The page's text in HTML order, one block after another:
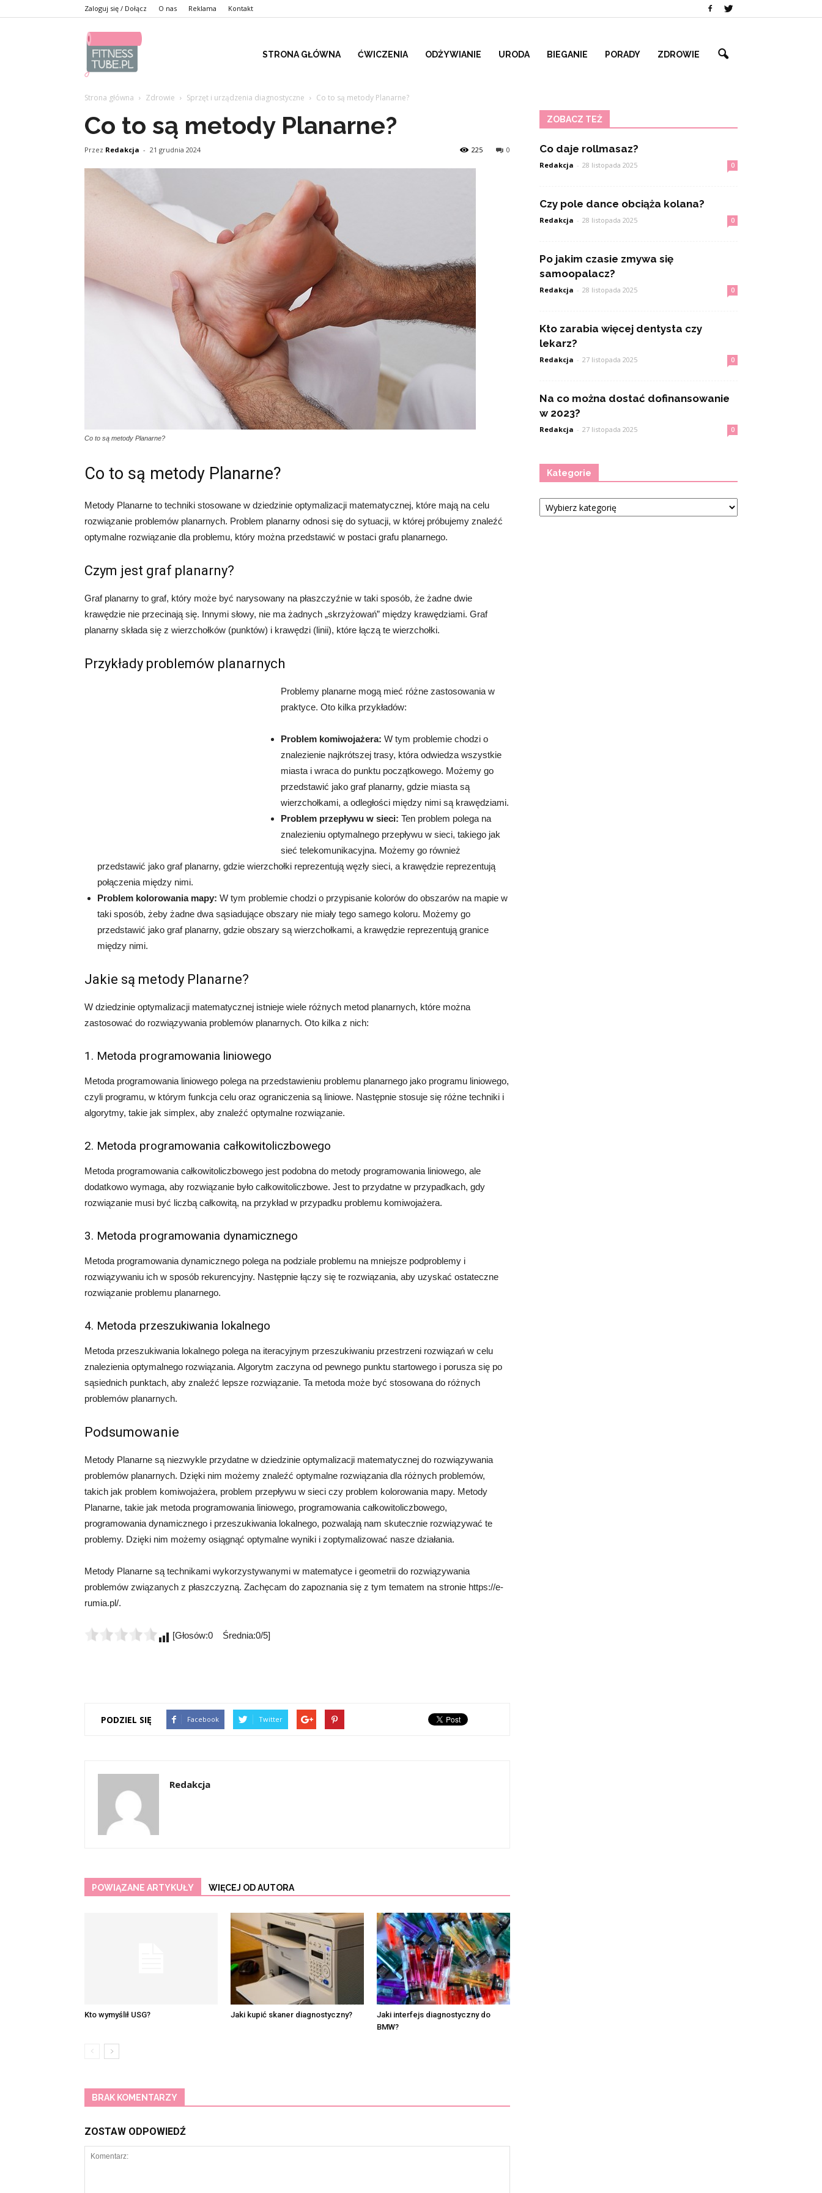
Zaloguj się / Dołącz O nas Reklama Kontakt
STRONA GŁÓWNA ĆWICZENIA ODŻYWIANIE URODA BIEGANIE PORADY ZDROWIE
Strona główna Zdrowie Sprzęt i urządzenia diagnostyczne Co to są metody Planarne?
Co to są metody Planarne?
Przez Redakcja - 21 grudnia 2024 0
225
Co to są metody Planarne?
Co to są metody Planarne?
Metody Planarne to techniki stosowane w dziedzinie optymalizacji matematycznej, które mają na celu
rozwiązanie problemów planarnych. Problem planarny odnosi się do sytuacji, w której próbujemy znaleźć
optymalne rozwiązanie dla problemu, który można przedstawić w postaci grafu planarnego.
Czym jest graf planarny?
Graf planarny to graf, który może być narysowany na płaszczyźnie w taki sposób, że żadne dwie
krawędzie nie przecinają się. Innymi słowy, nie ma żadnych „skrzyżowań” między krawędziami. Graf
planarny składa się z wierzchołków (punktów) i krawędzi (linii), które łączą te wierzchołki.
Przykłady problemów planarnych
Problemy planarne mogą mieć różne zastosowania w
praktyce. Oto kilka przykładów:
Problem komiwojażera: W tym problemie chodzi o
znalezienie najkrótszej trasy, która odwiedza wszystkie
miasta i wraca do punktu początkowego. Możemy go
przedstawić jako graf planarny, gdzie miasta są
wierzchołkami, a odległości między nimi są krawędziami.
Problem przepływu w sieci: Ten problem polega na
znalezieniu optymalnego przepływu w sieci, takiego jak
sieć telekomunikacyjna. Możemy go również
przedstawić jako graf planarny, gdzie wierzchołki reprezentują węzły sieci, a krawędzie reprezentują
połączenia między nimi.
Problem kolorowania mapy: W tym problemie chodzi o przypisanie kolorów do obszarów na mapie w
taki sposób, żeby żadne dwa sąsiadujące obszary nie miały tego samego koloru. Możemy go
przedstawić jako graf planarny, gdzie obszary są wierzchołkami, a krawędzie reprezentują granice
między nimi.
Jakie są metody Planarne?
W dziedzinie optymalizacji matematycznej istnieje wiele różnych metod planarnych, które można
zastosować do rozwiązywania problemów planarnych. Oto kilka z nich:
1. Metoda programowania liniowego
Metoda programowania liniowego polega na przedstawieniu problemu planarnego jako programu liniowego,
czyli programu, w którym funkcja celu oraz ograniczenia są liniowe. Następnie stosuje się różne techniki i
algorytmy, takie jak simplex, aby znaleźć optymalne rozwiązanie.
2. Metoda programowania całkowitoliczbowego
Metoda programowania całkowitoliczbowego jest podobna do metody programowania liniowego, ale
dodatkowo wymaga, aby rozwiązanie było całkowitoliczbowe. Jest to przydatne w przypadkach, gdy
rozwiązanie musi być liczbą całkowitą, na przykład w przypadku problemu komiwojażera.
3. Metoda programowania dynamicznego
Metoda programowania dynamicznego polega na podziale problemu na mniejsze podproblemy i
rozwiązywaniu ich w sposób rekurencyjny. Następnie łączy się te rozwiązania, aby uzyskać ostateczne
rozwiązanie problemu planarnego.
4. Metoda przeszukiwania lokalnego
Metoda przeszukiwania lokalnego polega na iteracyjnym przeszukiwaniu przestrzeni rozwiązań w celu
znalezienia optymalnego rozwiązania. Algorytm zaczyna od pewnego punktu startowego i porusza się po
sąsiednich punktach, aby znaleźć lepsze rozwiązanie. Ta metoda może być stosowana do różnych
problemów planarnych.
Podsumowanie
Metody Planarne są niezwykle przydatne w dziedzinie optymalizacji matematycznej do rozwiązywania
problemów planarnych. Dzięki nim możemy znaleźć optymalne rozwiązania dla różnych problemów,
takich jak problem komiwojażera, problem przepływu w sieci czy problem kolorowania mapy. Metody
Planarne, takie jak metoda programowania liniowego, programowania całkowitoliczbowego,
programowania dynamicznego i przeszukiwania lokalnego, pozwalają nam skutecznie rozwiązywać te
problemy. Dzięki nim możemy osiągnąć optymalne wyniki i zoptymalizować nasze działania.
Metody Planarne są technikami wykorzystywanymi w matematyce i geometrii do rozwiązywania
problemów związanych z płaszczyzną. Zachęcam do zapoznania się z tym tematem na stronie https://e-
rumia.pl/.
[Głosów:0 Średnia:0/5]
PODZIEL SIĘ Facebook Twitter
Redakcja
POWIĄZANE ARTYKUŁY WIĘCEJ OD AUTORA
Kto wymyślił USG? Jaki kupić skaner diagnostyczny?
Jaki interfejs diagnostyczny do
BMW?
BRAK KOMENTARZY
ZOSTAW ODPOWIEDŹ
ZOBACZ TEŻ
Co daje rollmasaz?
Redakcja - 28 listopada 2025 0
Czy pole dance obciąża kolana?
Redakcja - 28 listopada 2025 0
Po jakim czasie zmywa się
samoopalacz?
Redakcja - 28 listopada 2025 0
Kto zarabia więcej dentysta czy
lekarz?
Redakcja - 27 listopada 2025 0
Na co można dostać dofinansowanie
w 2023?
Redakcja - 27 listopada 2025 0
Kategorie
Kategorie